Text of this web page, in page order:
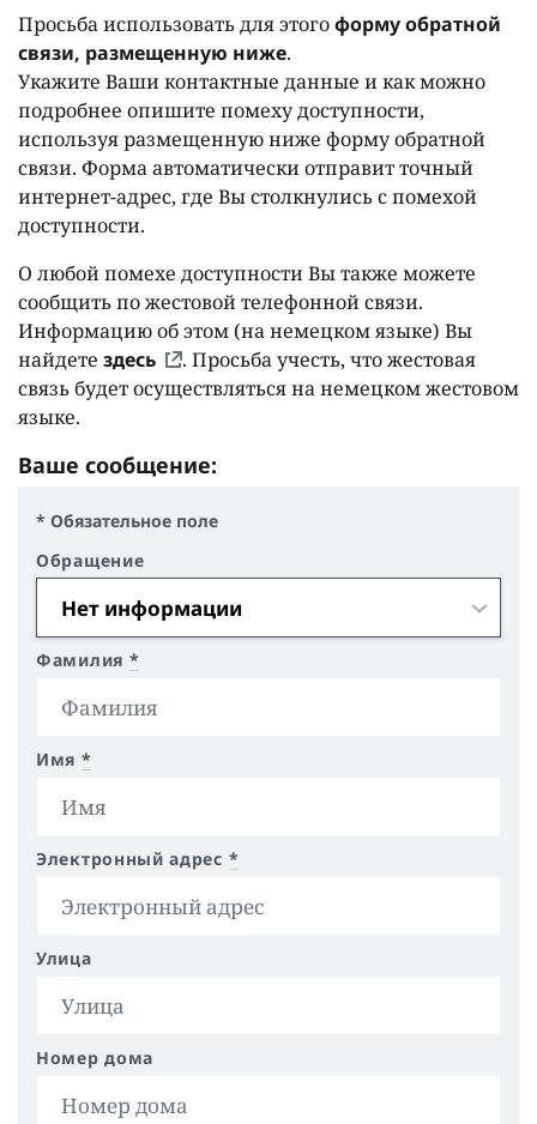
Просьба использовать для этогоформу обратной
связи, размещенную ниже.
Укажите Ваши контактные данные и как можно
подробнее опишите помеху доступности,
используя размещенную ниже форму обратной
связи. Форма автоматически отправит точный
интернет-адрес, где Вы столкнулись с помехой
доступности.
О любой помехе доступности Вы также можете
сообщить по жестовой телефонной связи.
Информацию об этом (на немецком языке) Вы
найдете здесь
. Просьба учесть, что жестовая
связь будет осуществляться на немецком жестовом
языке.
Ваше сообщение:
* Обязательное поле
Обращение
Фамилия *
Имя *
Электронный адрес *
Улица
Номер дома